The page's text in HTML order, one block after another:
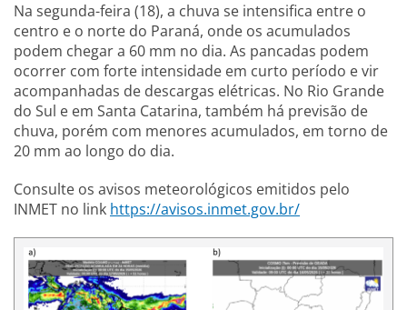
Na segunda-feira (18), a chuva se intensifica entre o
centro e o norte do Paraná, onde os acumulados
podem chegar a 60 mm no dia. As pancadas podem
ocorrer com forte intensidade em curto período e vir
acompanhadas de descargas elétricas. No Rio Grande
do Sul e em Santa Catarina, também há previsão de
chuva, porém com menores acumulados, em torno de
20 mm ao longo do dia.
Consulte os avisos meteorológicos emitidos pelo
INMET no link https://avisos.inmet.gov.br/